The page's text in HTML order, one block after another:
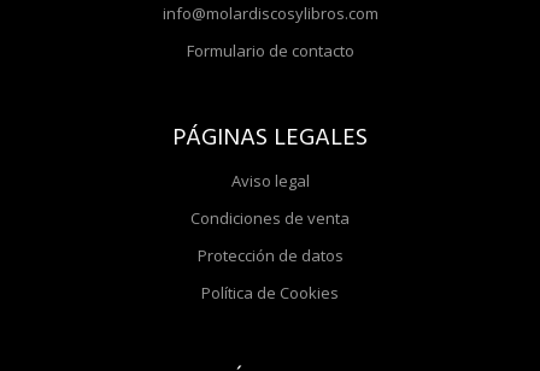
info@molardiscosylibros.com
Formulario de contacto
PÁGINAS LEGALES
Aviso legal
Condiciones de venta
Protección de datos
Política de Cookies